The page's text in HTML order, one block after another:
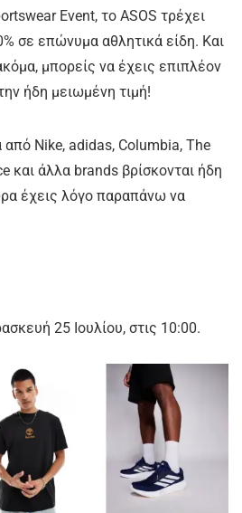
Event, το ASOS τρέχει
σε επώνυμα αθλητικά είδη. Και
μπορείς να έχεις επιπλέον
ήδη μειωμένη τιμή!
από Nike, adidas, Columbia, The
και άλλα brands βρίσκονται ήδη
έχεις λόγο παραπάνω να
25 Ιουλίου, στις 10:00.